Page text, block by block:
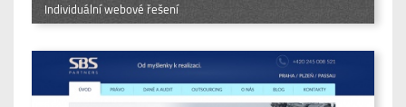
Individuální webové řešení